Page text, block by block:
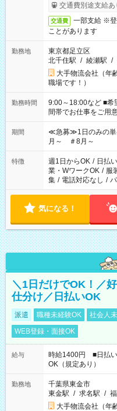
交通費別途支給あ
交通費
一部支給 ※登
ことがあります
勤務地
東京都足立区
北千住駅 / 綾瀬駅 /
大手物流会社（年
職場です！）
勤務時間
9:00～18:00など ■希望の時
間帯でお仕事をご用
17:00～22:00 13:00
期間
≪急募≫1日のみの
月～ ＃8月～
特徴 週1日からOK / 日払
業・WワークOK / 服
集 / 電話対応なし /
気になる！
＼1日だけでOK！／
仕分け／日払いOK
派遣 職種未経験OK 社会人
WEB登録・面接OK
給与
時給1400円 ■日払
OK（規定あり）
勤務地
千葉県東金市
東金駅 / 求名駅 /
大手物流会社（年